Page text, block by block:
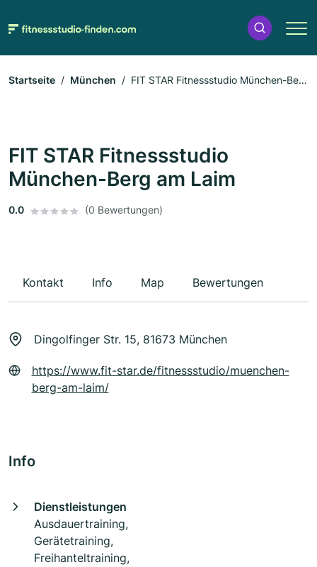
Startseite München
FIT STAR Fitnessstudio München-Berg
FIT STAR Fitnessstudio
München-Berg am Laim
0.0 (0 Bewertungen)
Kontakt Info Map Bewertungen
Dingolfinger Str. 15, 81673 München
https://www.fit-star.de/fitnessstudio/muenchen-
berg-am-laim/
Info
Dienstleistungen
Ausdauertraining,
Gerätetraining,
Freihanteltraining,